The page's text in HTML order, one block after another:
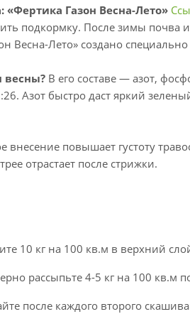
Газон Весна-Лето»
подкормку. После зимы почва
Весна-Лето» создано специально
весны? В его составе — азот,
Азот быстро даст яркий
внесение повышает густоту
отрастает после стрижки.
10 кг на 100 кв.м в верхний
рассыпьте 4-5 кг на 100 кв.м
после каждого второго